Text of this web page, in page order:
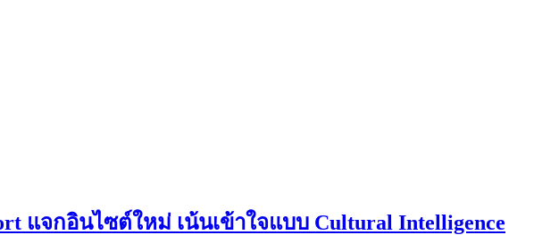
แจกอินไซต์ใหม่ เน้นเข้าใจแบบ Cultural Intelligence